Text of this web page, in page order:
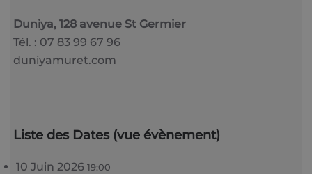
Duniya, 128 avenue St Germier
Tél. : 07 83 99 67 96
duniyamuret.com
Liste des Dates (vue évènement)
10 Juin 202619:00